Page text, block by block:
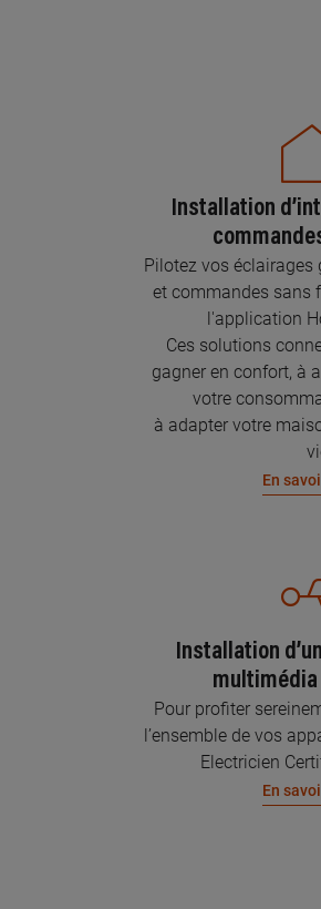
Installation
Pilotez vos éclairages
et commandes sans
l'application
Ces solutions
gagner en confort, à
votre
à adapter votre
En
Installation
Pour profiter
l’ensemble de vos
Electricien
En